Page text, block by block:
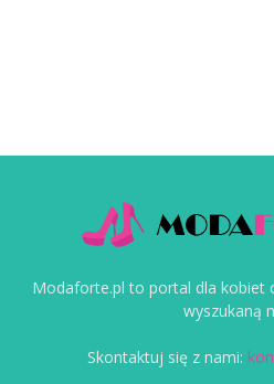
Modaforte.pl to portal dla kobiet
wyszukaną
Skontaktuj się z nami: